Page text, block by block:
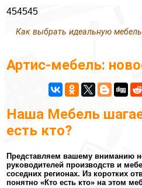
454545
Как выбрать идеальную
Артис-мебель:
Наша Мебель
есть кто?
Представляем вашему вниманию
руководителей производств и
соседних регионах. Из коротких
понятно «Кто есть кто» на этом